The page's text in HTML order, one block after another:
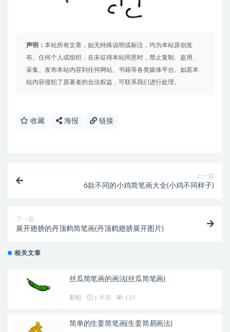
声明： 本站所有文章，如无特殊说明或标注，均为本站原创发
布。任何个人或组织，在未征得本站同意时，禁止复制、盗用、
采集、发布本站内容到任何网站、书籍等各类媒体平台。如若本
站内容侵犯了原著者的合法权益，可联系我们进行处理。
收藏 海报 链接
上一篇
6款不同的小鸡简笔画大全(小鸡不同样子)
下一篇
展开翅膀的丹顶鹤简笔画(丹顶鹤翅膀展开图片)
相关文章
丝瓜简笔画的画法(丝瓜简笔画)
彩铅 1 年前 137
简单的生姜简笔画(生姜简易画法)